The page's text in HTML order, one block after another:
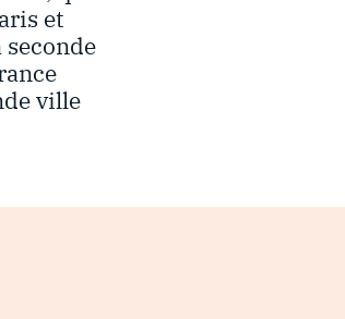
et
ville